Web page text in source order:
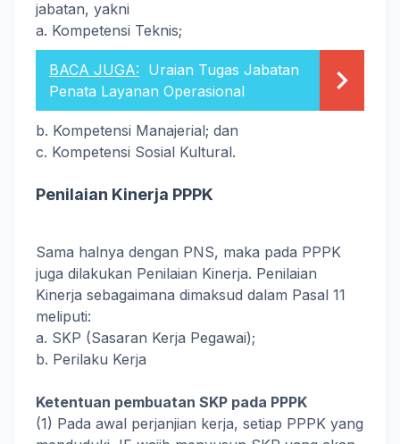
jabatan, yakni
a. Kompetensi Teknis;
BACA JUGA: Uraian Tugas Jabatan
Penata Layanan Operasional
b. Kompetensi Manajerial; dan
c. Kompetensi Sosial Kultural.
Penilaian Kinerja PPPK
Sama halnya dengan PNS, maka pada PPPK
juga dilakukan Penilaian Kinerja. Penilaian
Kinerja sebagaimana dimaksud dalam Pasal 11
meliputi:
a. SKP (Sasaran Kerja Pegawai);
b. Perilaku Kerja
Ketentuan pembuatan SKP pada PPPK
(1) Pada awal perjanjian kerja, setiap PPPK yang